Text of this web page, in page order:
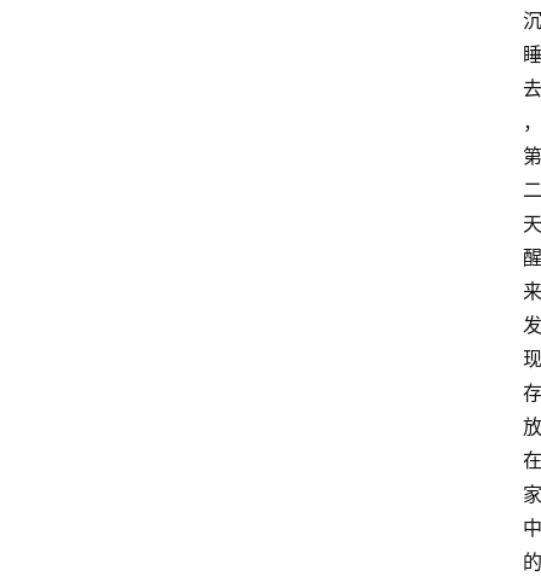
沉
睡
去
，
第
二
天
醒
来
发
现
存
放
在
家
中
的